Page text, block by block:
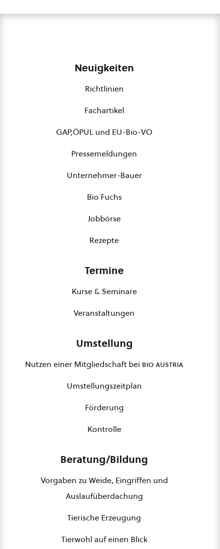
Neuigkeiten
Richtlinien
Fachartikel
GAP,ÖPUL und EU-Bio-VO
Pressemeldungen
Unternehmer-Bauer
Bio Fuchs
Jobbörse
Rezepte
Termine
Kurse & Seminare
Veranstaltungen
Umstellung
Nutzen einer Mitgliedschaft bei bio austria
Umstellungszeitplan
Förderung
Kontrolle
Beratung/Bildung
Vorgaben zu Weide, Eingriffen und
Auslaufüberdachung
Tierische Erzeugung
Tierwohl auf einen Blick